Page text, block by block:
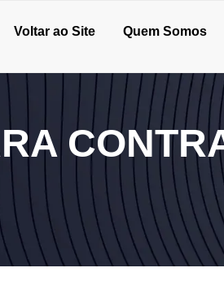
Voltar ao Site Quem Somos